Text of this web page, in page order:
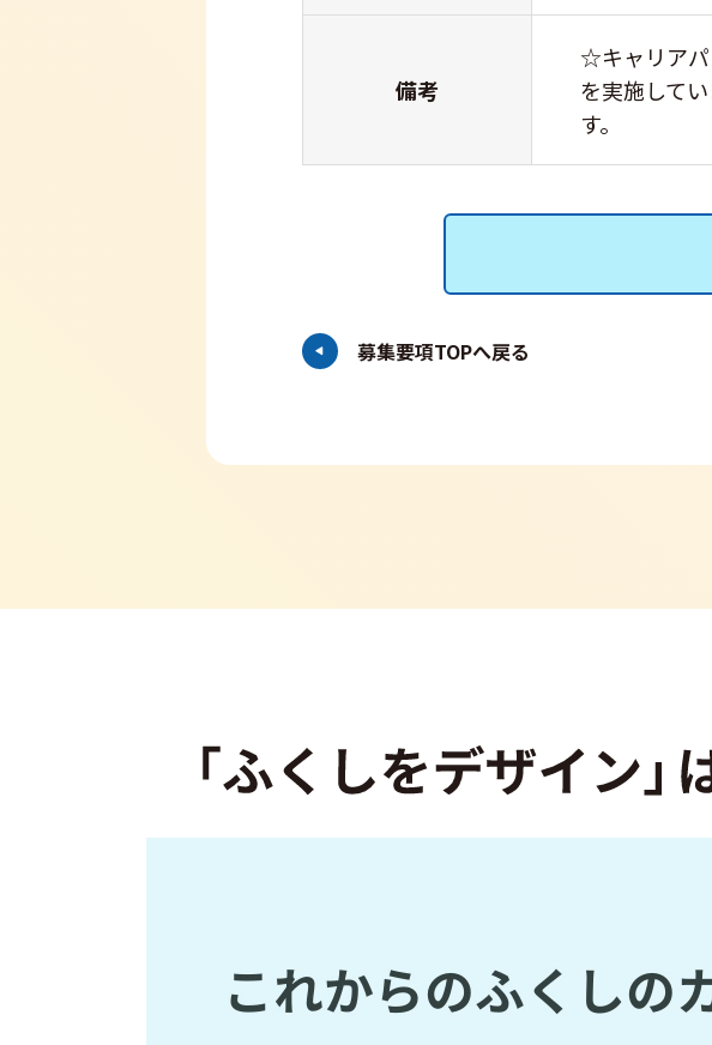
備考
☆キャリアパ
を実施して
す。
募集要項TOPへ戻る